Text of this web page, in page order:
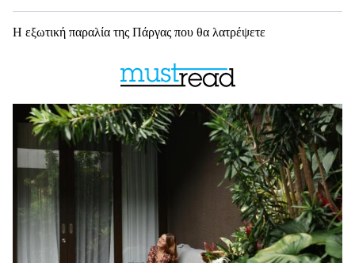
Η εξωτική παραλία της Πάργας που θα λατρέψετε